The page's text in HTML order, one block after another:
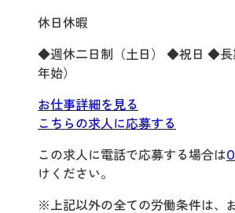
休日休暇
◆週休二日制（土日） ◆祝日 ◆長
年始）
お仕事詳細を見る
こちらの求人に応募する
この求人に電話で応募する場合は
けください。
※上記以外の全ての労働条件は、